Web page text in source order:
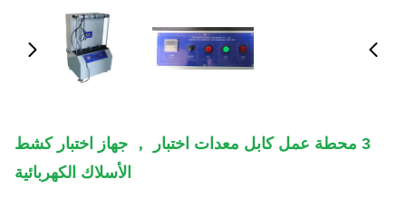
3 محطة عمل كابل معدات اختبار ， جهاز اختبار كشط
الأسلاك الكهربائية